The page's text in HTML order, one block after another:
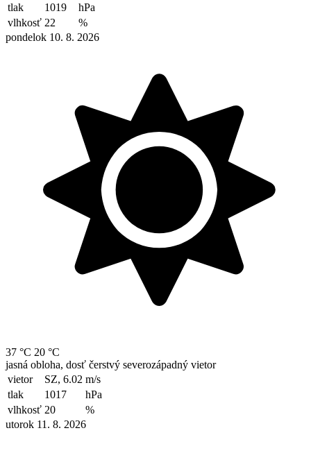
tlak
1019
hPa
vlhkosť 22
%
pondelok 10. 8. 2026
37 °C 20 °C
jasná obloha, dosť čerstvý severozápadný vietor
vietor
SZ, 6.02 m/s
tlak
1017
hPa
vlhkosť 20
%
utorok 11. 8. 2026